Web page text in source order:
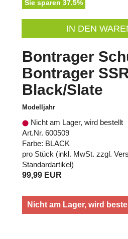
Sie sparen 37.5%
IN DEN
Bontrager
Bontrager
Black/Slate
Modelljahr
Nicht am Lager, wird bestellt
Art.Nr. 600509
Farbe: BLACK
pro Stück (inkl. MwSt. zzgl.
Standardartikel)
99,99 EUR
Nicht am Lager, wird